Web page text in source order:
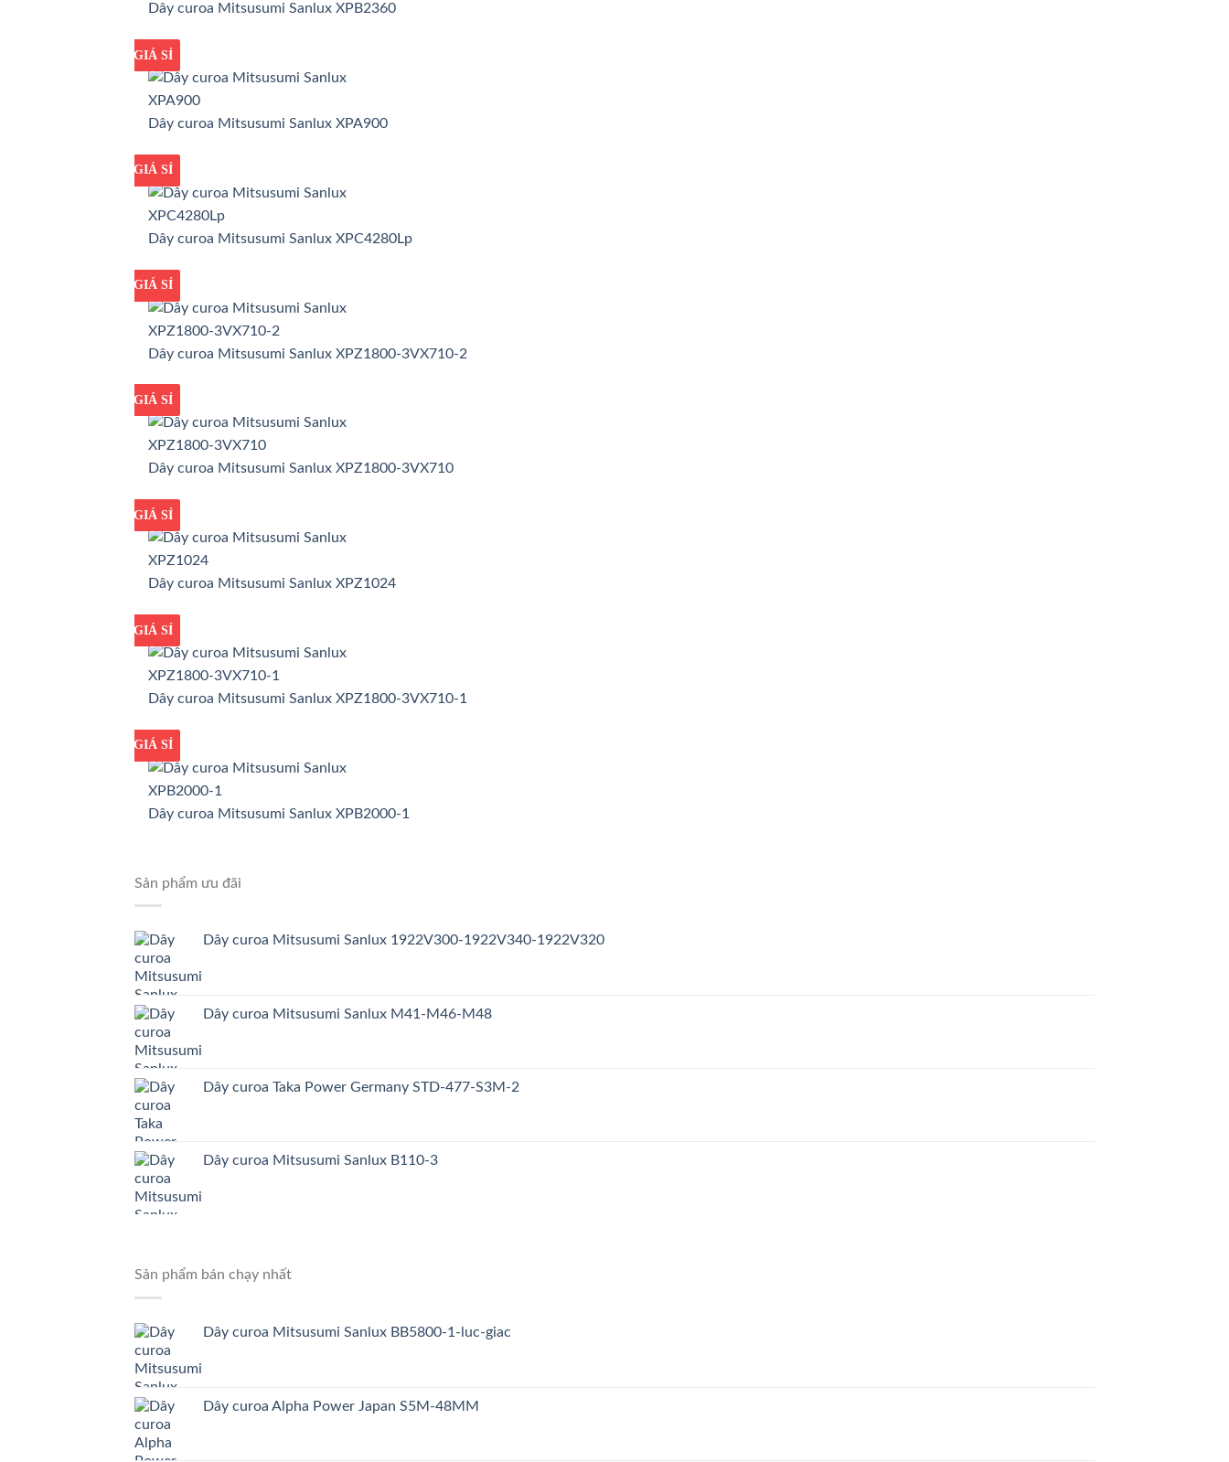
Dây curoa Mitsusumi Sanlux XPB2360
GIÁ TỐT
GIÁ SỈ
Dây curoa Mitsusumi Sanlux XPA900
GIÁ TỐT
GIÁ SỈ
Dây curoa Mitsusumi Sanlux XPC4280Lp
GIÁ TỐT
GIÁ SỈ
Dây curoa Mitsusumi Sanlux XPZ1800-3VX710-2
GIÁ TỐT
GIÁ SỈ
Dây curoa Mitsusumi Sanlux XPZ1800-3VX710
GIÁ TỐT
GIÁ SỈ
Dây curoa Mitsusumi Sanlux XPZ1024
GIÁ TỐT
GIÁ SỈ
Dây curoa Mitsusumi Sanlux XPZ1800-3VX710-1
GIÁ TỐT
GIÁ SỈ
Dây curoa Mitsusumi Sanlux XPB2000-1
Sản phẩm ưu đãi
Dây curoa Mitsusumi Sanlux 1922V300-1922V340-1922V320
Dây curoa Mitsusumi Sanlux M41-M46-M48
Dây curoa Taka Power Germany STD-477-S3M-2
Dây curoa Mitsusumi Sanlux B110-3
Sản phẩm bán chạy nhất
Dây curoa Mitsusumi Sanlux BB5800-1-luc-giac
Dây curoa Alpha Power Japan S5M-48MM